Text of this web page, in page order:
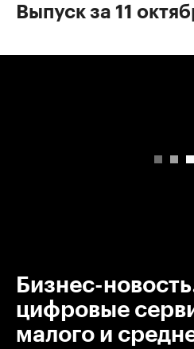
Выпуск за 11
Бизнес-
цифровые
малого и